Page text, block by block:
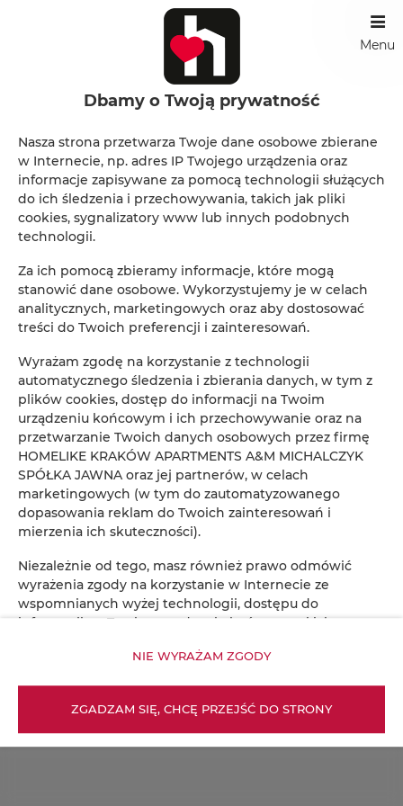
Menu
INFORMACJE
Wielopole 30, 31-072 Kraków
Reservations +48 799499109
reservations.hlk@gmail.com
Regulamin Polityka prywatności
Dbamy o Twoją prywatność
Nasza strona przetwarza Twoje dane osobowe zbierane
w Internecie, np. adres IP Twojego urządzenia oraz
informacje zapisywane za pomocą technologii służących
do ich śledzenia i przechowywania, takich jak pliki
cookies, sygnalizatory www lub innych podobnych
technologii.
Za ich pomocą zbieramy informacje, które mogą
stanowić dane osobowe. Wykorzystujemy je w celach
analitycznych, marketingowych oraz aby dostosować
treści do Twoich preferencji i zainteresowań.
Wyrażam zgodę na korzystanie z technologii
automatycznego śledzenia i zbierania danych, w tym z
plików cookies, dostęp do informacji na Twoim
urządzeniu końcowym i ich przechowywanie oraz na
przetwarzanie Twoich danych osobowych przez firmę
HOMELIKE KRAKÓW APARTMENTS A&M MICHALCZYK
SPÓŁKA JAWNA oraz jej partnerów, w celach
marketingowych (w tym do zautomatyzowanego
dopasowania reklam do Twoich zainteresowań i
mierzenia ich skuteczności).
Niezależnie od tego, masz również prawo odmówić
wyrażenia zgody na korzystanie w Internecie ze
wspomnianych wyżej technologii, dostępu do
informacji na Twoim urządzeniu końcowym i ich
osobowych przez firmę HOMELIKE KRAKÓW
zautomatyzowanego dopasowania reklam do Twoich
zainteresowań i mierzenia ich skuteczności). W tym celu
NIE WYRAŻAM ZGODY
ZGADZAM SIĘ, CHCĘ PRZEJŚĆ DO STRONY